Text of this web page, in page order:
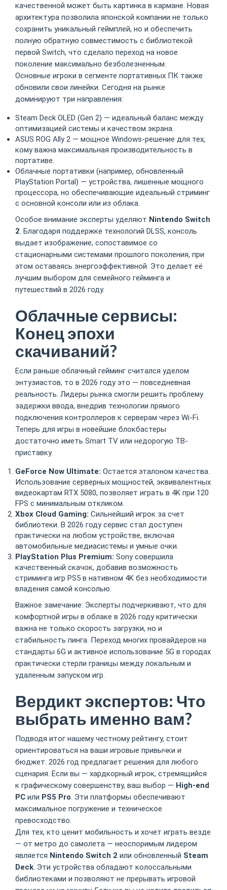
качественной может быть картинка в кармане. Новая
архитектура позволила японской компании не только
сохранить уникальный геймплей, но и обеспечить
полную обратную совместимость с библиотекой
первой Switch, что сделало переход на новое
поколение максимально безболезненным.
Основные игроки в сегменте портативных ПК также
обновили свои линейки. Сегодня на рынке
доминируют три направления:
Steam Deck OLED (Gen 2) — идеальный баланс между
оптимизацией системы и качеством экрана.
ASUS ROG Ally 2 — мощное Windows-решение для тех,
кому важна максимальная производительность в
портативе.
Облачные портативки (например, обновленный
PlayStation Portal) — устройства, лишенные мощного
процессора, но обеспечивающие идеальный стриминг
с основной консоли или из облака.
Особое внимание эксперты уделяют Nintendo Switch
2. Благодаря поддержке технологий DLSS, консоль
выдает изображение, сопоставимое со
стационарными системами прошлого поколения, при
этом оставаясь энергоэффективной. Это делает её
лучшим выбором для семейного гейминга и
путешествий в 2026 году.
Облачные сервисы:
Конец эпохи
скачиваний?
Если раньше облачный гейминг считался уделом
энтузиастов, то в 2026 году это — повседневная
реальность. Лидеры рынка смогли решить проблему
задержки ввода, внедрив технологии прямого
подключения контроллеров к серверам через Wi-Fi.
Теперь для игры в новейшие блокбастеры
достаточно иметь Smart TV или недорогую ТВ-
приставку.
GeForce Now Ultimate: Остается эталоном качества.
Использование серверных мощностей, эквивалентных
видеокартам RTX 5080, позволяет играть в 4K при 120
FPS с минимальным откликом.
Xbox Cloud Gaming: Сильнейший игрок за счет
библиотеки. В 2026 году сервис стал доступен
практически на любом устройстве, включая
автомобильные медиасистемы и умные очки.
PlayStation Plus Premium: Sony совершила
качественный скачок, добавив возможность
стриминга игр PS5 в нативном 4K без необходимости
владения самой консолью.
Важное замечание: Эксперты подчеркивают, что для
комфортной игры в облаке в 2026 году критически
важна не только скорость загрузки, но и
стабильность пинга. Переход многих провайдеров на
стандарты 6G и активное использование 5G в городах
практически стерли границы между локальным и
удаленным запуском игр.
Вердикт экспертов: Что
выбрать именно вам?
Подводя итог нашему честному рейтингу, стоит
ориентироваться на ваши игровые привычки и
бюджет. 2026 год предлагает решения для любого
сценария. Если вы — хардкорный игрок, стремящийся
к графическому совершенству, ваш выбор — High-end
PC или PS5 Pro . Эти платформы обеспечивают
максимальное погружение и техническое
превосходство.
Для тех, кто ценит мобильность и хочет играть везде
— от метро до самолета — неоспоримым лидером
является Nintendo Switch 2 или обновленный Steam
Deck . Эти устройства обладают колоссальными
библиотеками и позволяют не прерывать игровой